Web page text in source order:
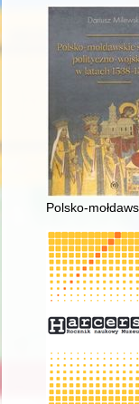
Polsko-